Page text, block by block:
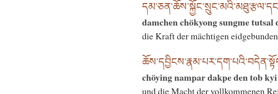
damchen chökyong sungme tutsal
die Kraft der mächtigen
chöying nampar dakpe den tob kyi
und die Macht der vollkommenen